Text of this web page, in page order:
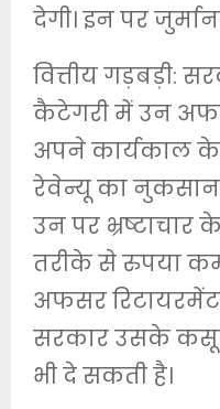
देगी। इन पर
वित्तीय गड़बड़ी:
कैटेगरी में उन
अपने कार्यकाल
रेवेन्यू का नुकसान
उन पर भ्रष्टाचार
तरीके से रुपया
अफसर
सरकार उसके
भी दे सकती है।